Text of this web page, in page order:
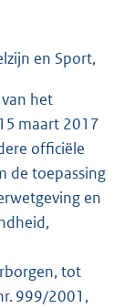
en Sport,
het
maart 2017
officiële
de toepassing
en
tot
999/2001,